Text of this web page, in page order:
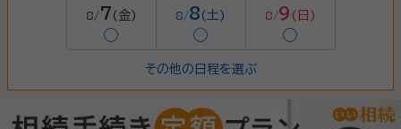
8/7 (金)
◯
8/8(土)
◯
8/9 (日)
◯
その他の日程を選ぶ